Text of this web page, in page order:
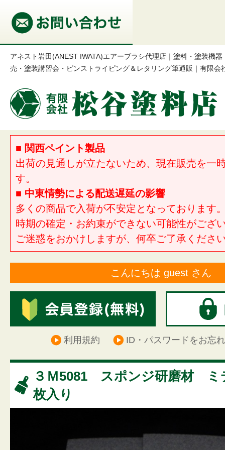
アネスト岩田(ANEST IWATA)エアーブラシ代理店｜塗料・塗装機
売・塗装講習会・ピンストライピング＆レタリング筆通販｜有限会
■ 関西ペイント製品
出荷の見通しが立たないため、現在販売を一
す。
■ 中東情勢による配送遅延の影響
多くの商品で入荷が不安定となっております
時期の確定・お約束ができない可能性がござ
ご迷惑をおかけしますが、何卒ご了承くださ
こんにちは guest さん
利用規約 ID・パスワードをお忘
３Ｍ5081 スポンジ研磨材
枚入り